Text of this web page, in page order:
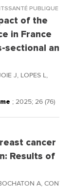
PUBLIQUE
of the
in France
and
J, LOPES L,
; 2025; 26 (76)
cancer
Results of
A, CONTI